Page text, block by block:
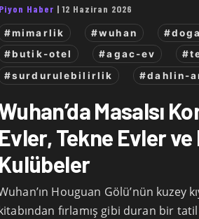
Piyon Haber |12 Haziran 2026
#mimarlik #wuhan
#butik-otel
#agac-ev
#surdurulebilirlik
#dahlin-
Masalsı
Evler, Tekne Evler ve
Kulübeler
Houguan Gölü’nün kuzey
fırlamış gibi duran bir